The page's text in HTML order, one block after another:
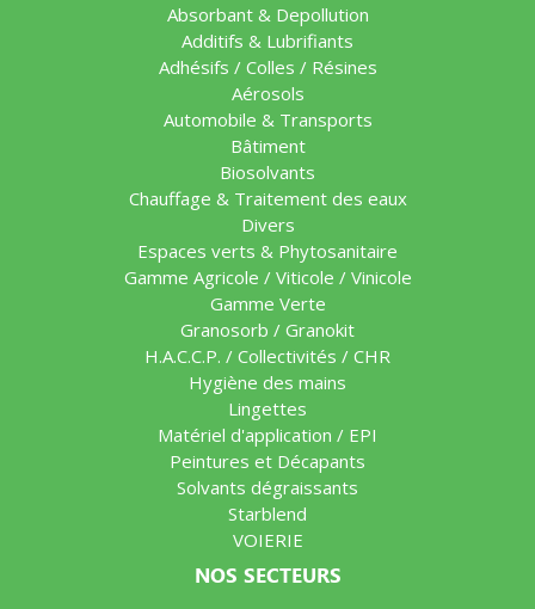
Absorbant & Depollution
Additifs & Lubrifiants
Adhésifs / Colles / Résines
Aérosols
Automobile & Transports
Bâtiment
Biosolvants
Chauffage & Traitement des eaux
Divers
Espaces verts & Phytosanitaire
Gamme Agricole / Viticole / Vinicole
Gamme Verte
Granosorb / Granokit
H.A.C.C.P. / Collectivités / CHR
Hygiène des mains
Lingettes
Matériel d'application / EPI
Peintures et Décapants
Solvants dégraissants
Starblend
VOIERIE
NOS SECTEURS